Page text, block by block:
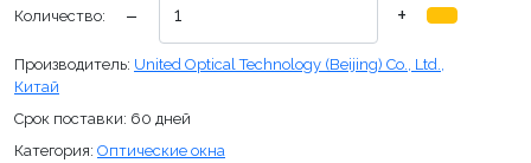
Количество: − +
Производитель: United Optical Technology (Beijing) Co., Ltd.,
Китай
Срок поставки: 60 дней
Категория: Оптические окна